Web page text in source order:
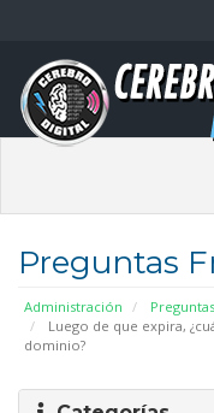
Preguntas
Administración
Luego de que expira,
dominio?